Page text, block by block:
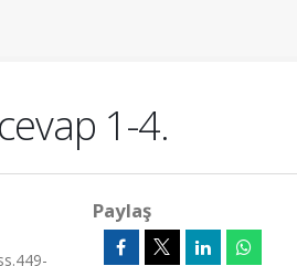
1-4.
Paylaş